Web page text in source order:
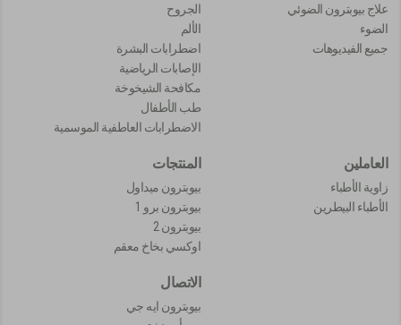
الجروح
الألم
اضطرابات البشرة
الإصابات الرياضية
مكافحة الشيخوخة
طب الأطفال
الاضطرابات العاطفية الموسمية
علاج بيوبترون الضوئي
الضوء
جميع الفيديوهات
المنتجات
بيوبترون ميداول
بيوبترون برو 1
بيوبترون 2
اوكسي بخاخ معقم
العاملين
زاوية الأطباء
الأطباء البيطرين
الاتصال
بيوبترون ايه جي